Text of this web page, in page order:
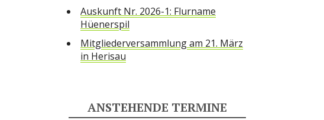
Auskunft Nr. 2026-1: Flurname
Hüenerspil
Mitgliederversammlung am 21. März
in Herisau
ANSTEHENDE TERMINE